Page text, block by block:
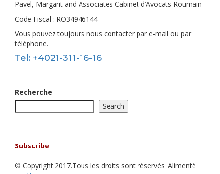
Pavel, Margarit and Associates Cabinet d’Avocats Roumain
Code Fiscal : RO34946144
Vous pouvez toujours nous contacter par e-mail ou par
téléphone.
Tel: +4021-311-16-16
Recherche
Search
Subscribe
© Copyright 2017.Tous les droits sont réservés. Alimenté